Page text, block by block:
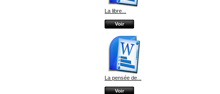
La libre...
Voir
La pensée de...
Voir